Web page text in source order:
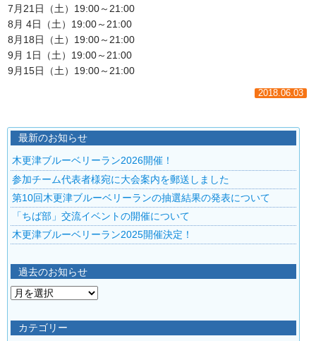
7月21日（土）19:00～21:00
8月 4日（土）19:00～21:00
8月18日（土）19:00～21:00
9月 1日（土）19:00～21:00
9月15日（土）19:00～21:00
2018.06.03
最新のお知らせ
木更津ブルーベリーラン2026開催！
参加チーム代表者様宛に大会案内を郵送しました
第10回木更津ブルーベリーランの抽選結果の発表について
「ちば部」交流イベントの開催について
木更津ブルーベリーラン2025開催決定！
過去のお知らせ
過
の
お
カテゴリー